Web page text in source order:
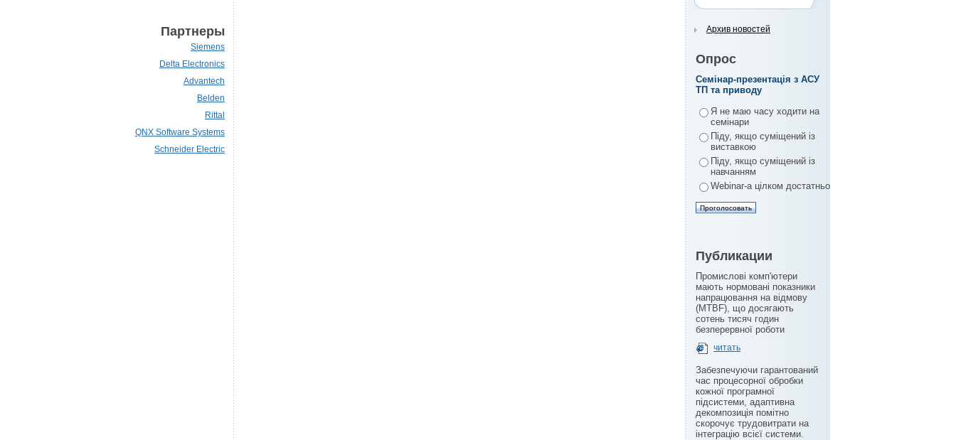
Партнеры
Siemens
Delta Electronics
Advantech
Belden
Rittal
QNX Software Systems
Schneider Electric
Архив новостей
Опрос
Семінар-презентація з АСУ
ТП та приводу
Я не маю часу ходити на
семінари
Піду, якщо суміщений із
виставкою
Піду, якщо суміщений із
навчанням
Webinar-а цілком достатньо
Публикации
Промислові комп'ютери
мають нормовані показники
напрацювання на відмову
(MTBF), що досягають
сотень тисяч годин
безперервної роботи
читать
Забезпечуючи гарантований
час процесорної обробки
кожної програмної
підсистеми, адаптивна
декомпозиція помітно
скорочує трудовитрати на
інтеграцію всієї системи.